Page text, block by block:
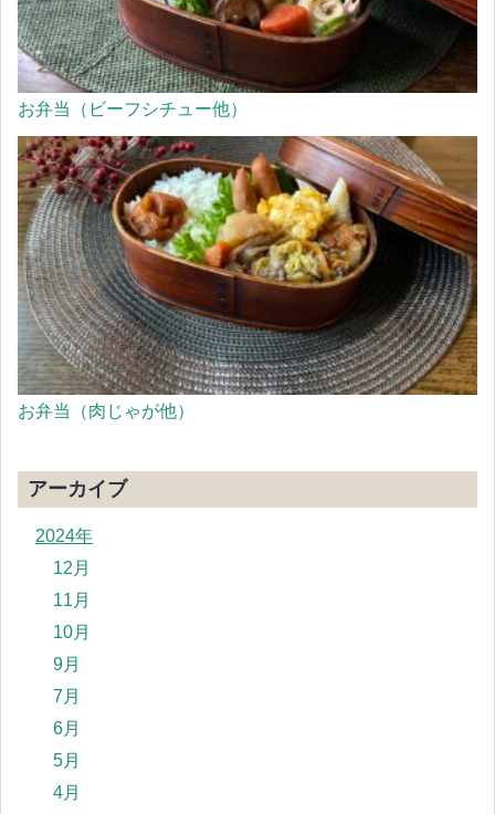
お弁当（ビーフシチュー他）
お弁当（肉じゃが他）
アーカイブ
2024年
12月
11月
10月
9月
7月
6月
5月
4月